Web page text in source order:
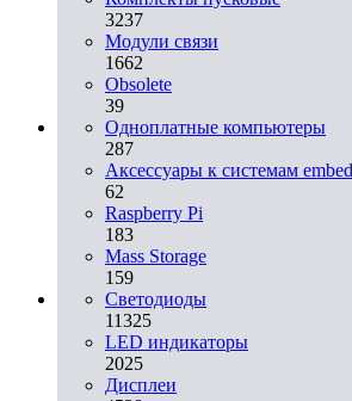
3237
Модули связи
1662
Obsolete
39
Одноплатные компьютеры
287
Аксессуары к системам
62
Raspberry Pi
183
Mass Storage
159
Светодиоды
11325
LED индикаторы
2025
Дисплеи